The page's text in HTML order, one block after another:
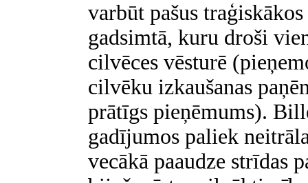
varbūt pašus
gadsimtā, kuru droši
cilvēces vēsturē
cilvēku izkaušanas
prātīgs pieņēmums).
gadījumos paliek
vecākā paaudze strīdas